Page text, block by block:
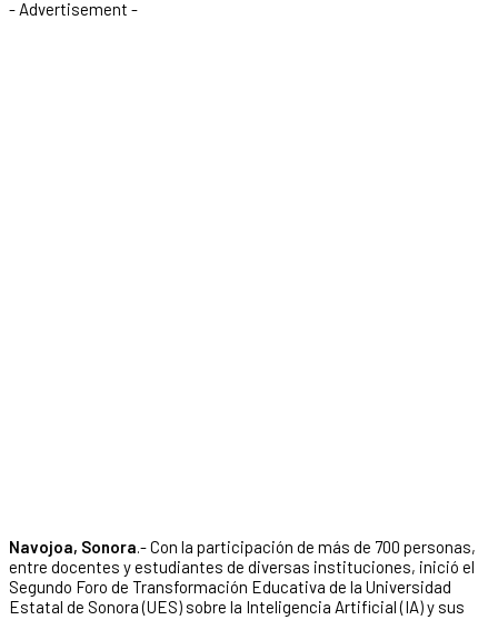
- Advertisement -
Navojoa, Sonora.- Con la participación de más de 700 personas,
entre docentes y estudiantes de diversas instituciones, inició el
Segundo Foro de Transformación Educativa de la Universidad
Estatal de Sonora (UES) sobre la Inteligencia Artificial (IA) y sus